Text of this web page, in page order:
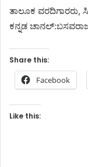
ತಾಲೂಕ ವರದಿಗಾರರು,
ಕನ್ನಡ
Share this:
Facebook
Like this: